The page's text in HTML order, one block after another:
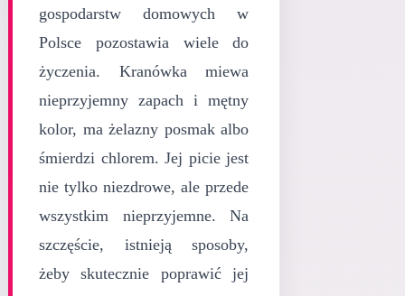
gospodarstw domowych w
Polsce pozostawia wiele do
życzenia. Kranówka miewa
nieprzyjemny zapach i mętny
kolor, ma żelazny posmak albo
śmierdzi chlorem. Jej picie jest
nie tylko niezdrowe, ale przede
wszystkim nieprzyjemne. Na
szczęście, istnieją sposoby,
żeby skutecznie poprawić jej